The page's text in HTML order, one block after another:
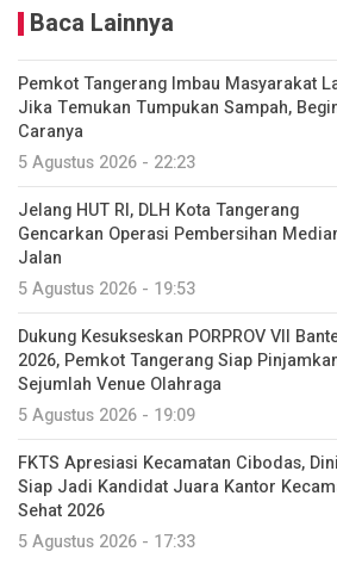
Baca Lainnya
Pemkot Tangerang Imbau Masyarakat
Jika Temukan Tumpukan Sampah,
Caranya
5 Agustus 2026 - 22:23
Jelang HUT RI, DLH Kota Tangerang
Gencarkan Operasi Pembersihan
Jalan
5 Agustus 2026 - 19:53
Dukung Kesukseskan PORPROV VII
2026, Pemkot Tangerang Siap
Sejumlah Venue Olahraga
5 Agustus 2026 - 19:09
FKTS Apresiasi Kecamatan Cibodas,
Siap Jadi Kandidat Juara Kantor
Sehat 2026
5 Agustus 2026 - 17:33